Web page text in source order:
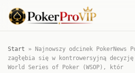
Start »
Najnowszy odcinek PokerNews
zagłębia się w kontrowersyjną
World Series of Poker (WSOP), któr